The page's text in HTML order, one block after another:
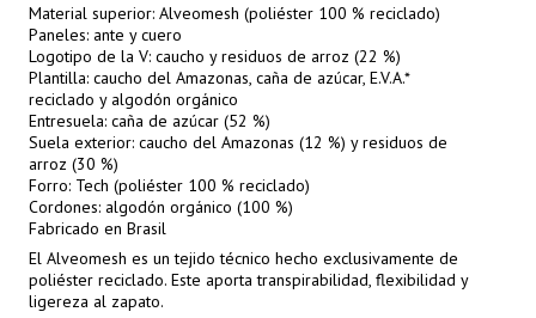
Material superior: Alveomesh (poliéster 100 % reciclado)
Paneles: ante y cuero
Logotipo de la V: caucho y residuos de arroz (22 %)
Plantilla: caucho del Amazonas, caña de azúcar, E.V.A.*
reciclado y algodón orgánico
Entresuela: caña de azúcar (52 %)
Suela exterior: caucho del Amazonas (12 %) y residuos de
arroz (30 %)
Forro: Tech (poliéster 100 % reciclado)
Cordones: algodón orgánico (100 %)
Fabricado en Brasil
El Alveomesh es un tejido técnico hecho exclusivamente de
poliéster reciclado. Este aporta transpirabilidad, flexibilidad y
ligereza al zapato.